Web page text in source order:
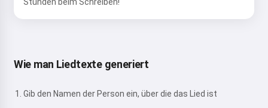
Stunden beim Schreiben!
Wie man Liedtexte generiert
Gib den Namen der Person ein, über die das Lied ist